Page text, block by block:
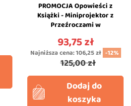
PROMOCJA Opowieści z
Książki - Miniprojektor z
Przeźroczami w
Moulin Roty
Cena
93,75 zł
Najniższa cena:106,25 zł -12%
125,00 zł
Dodaj do
koszyka